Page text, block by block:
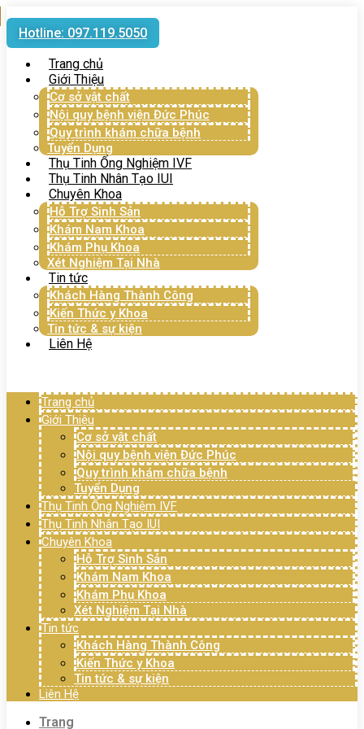
Hotline: 097.119.5050
Trang chủ
Giới Thiệu
Cơ sở vật chất
Nội quy bệnh viện Đức Phúc
Quy trình khám chữa bệnh
Tuyển Dụng
Thụ Tinh Ống Nghiệm IVF
Thụ Tinh Nhân Tạo IUI
Chuyên Khoa
Hỗ Trợ Sinh Sản
Khám Nam Khoa
Khám Phụ Khoa
Xét Nghiệm Tại Nhà
Tin tức
Khách Hàng Thành Công
Kiến Thức y Khoa
Tin tức & sự kiện
Liên Hệ
Trang chủ
Giới Thiệu
Cơ sở vật chất
Nội quy bệnh viện Đức Phúc
Quy trình khám chữa bệnh
Tuyển Dụng
Thụ Tinh Ống Nghiệm IVF
Thụ Tinh Nhân Tạo IUI
Chuyên Khoa
Hỗ Trợ Sinh Sản
Khám Nam Khoa
Khám Phụ Khoa
Xét Nghiệm Tại Nhà
Tin tức
Khách Hàng Thành Công
Kiến Thức y Khoa
Tin tức & sự kiện
Liên Hệ
Trang